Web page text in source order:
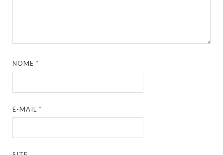
NOME*
E-MAIL*